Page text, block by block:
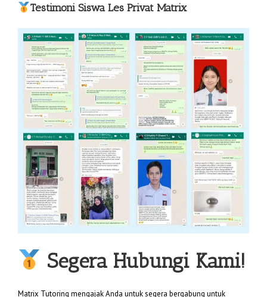
Testimoni Siswa Les Privat Matrix
Segera Hubungi Kami!
Matrix Tutoring mengajak Anda untuk segera bergabung untuk